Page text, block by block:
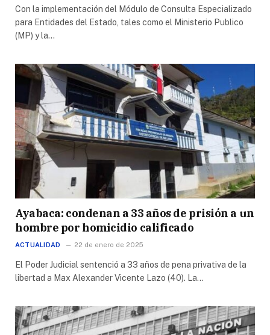
Con la implementación del Módulo de Consulta Especializado
para Entidades del Estado, tales como el Ministerio Publico
(MP) y la…
Ayabaca: condenan a 33 años de prisión a un
hombre por homicidio calificado
ACTUALIDAD 22 de enero de 2025
El Poder Judicial sentenció a 33 años de pena privativa de la
libertad a Max Alexander Vicente Lazo (40). La…